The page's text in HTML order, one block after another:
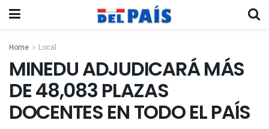
Home Local
MINEDU ADJUDICARÁ MÁS
DE 48,083 PLAZAS
DOCENTES EN TODO EL PAÍS